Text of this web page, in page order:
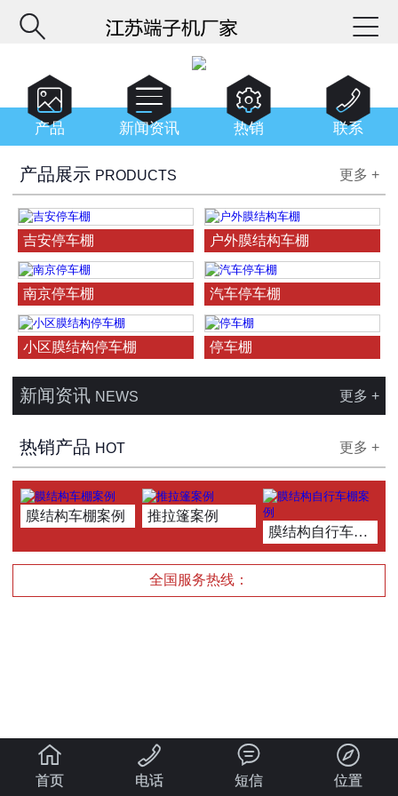



产品 
新闻资讯 
热销 
联系
产品展示 PRODUCTS 更多 +
吉安停车棚 户外膜结构车棚
南京停车棚 汽车停车棚
小区膜结构停车棚 停车棚
新闻资讯 NEWS 更多 +
热销产品 HOT 更多 +
膜结构车棚案例
推拉篷案例
膜结构自行车棚案例
全国服务热线：

首页

电话

短信

位置